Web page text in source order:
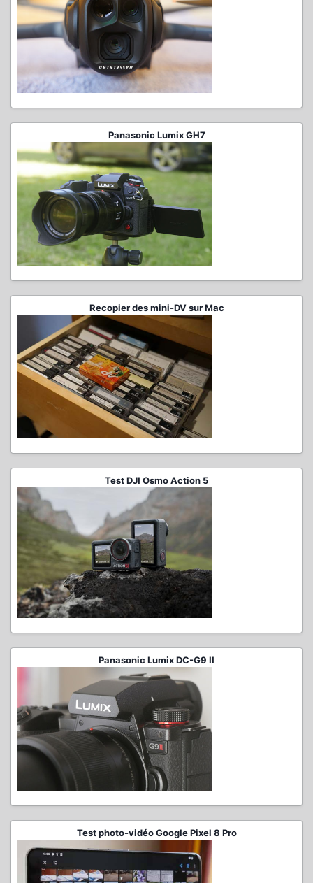
Panasonic Lumix GH7
Recopier des mini-DV sur Mac
Test DJI Osmo Action 5
Panasonic Lumix DC-G9 II
Test photo-vidéo Google Pixel 8 Pro